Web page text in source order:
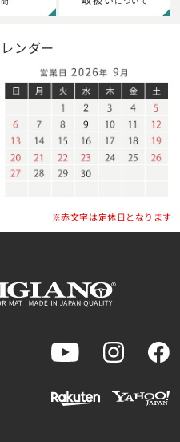
ンダー
※赤文字は定休日となります